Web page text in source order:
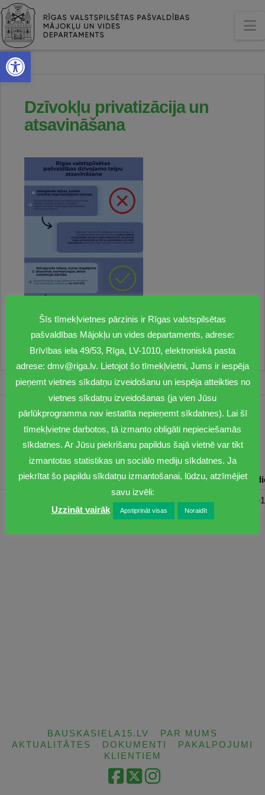
Open toolbar
Dzīvokļu privatizācija un
atsavināšana
1201
dmv@riga.lv
Pirmdiena Otrdiena Trešdiena Ceturtdiena
08:00-17:00 08:00-17:00 08:00-
BAUSKASIELA15.LV
PAR MUMS
AKTUALITĀTES
DOKUMENTI
PAKALPOJUMI
KLIENTIEM
Facebook
X Instagram
Šīs tīmekļvietnes pārzinis ir Rīgas valstspilsētas
pašvaldības Mājokļu un vides departaments, adrese:
Brīvības iela 49/53, Rīga, LV-1010, elektroniskā pasta
adrese: dmv@riga.lv. Lietojot šo tīmekļvietni, Jums ir iespēja
pieņemt vietnes sīkdatņu izveidošanu un iespēja atteikties no
vietnes sīkdatņu izveidošanas (ja vien Jūsu
pārlūkprogramma nav iestatīta nepieņemt sīkdatnes). Lai šī
tīmekļvietne darbotos, tā izmanto obligāti nepieciešamās
sīkdatnes. Ar Jūsu piekrišanu papildus šajā vietnē var tikt
izmantotas statistikas un sociālo mediju sīkdatnes. Ja
piekrītat šo papildu sīkdatņu izmantošanai, lūdzu, atzīmējiet
savu izvēli:
Uzzināt vairāk
Apstiprināt visas Noraidīt